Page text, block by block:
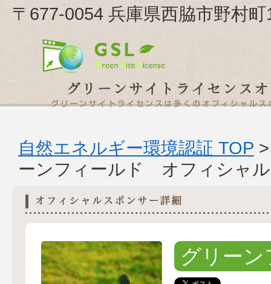
〒677-0054 兵庫県西脇市野村
自然エネルギー環境認証 TOP
ーンフィールド オフィシャ
グリー